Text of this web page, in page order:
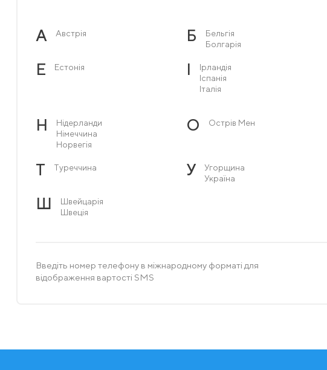
А Австрія Б
Бельгія
Болгарія
Е Естонія І
Ірландія
Іспанія
Італія
Н
Нідерланди
Німеччина
Норвегія
О Острів Мен
Т Туреччина У
Угорщина
Україна
Ш
Швейцарія
Швеція
Введіть номер телефону в міжнародному форматі для
відображення вартості SMS